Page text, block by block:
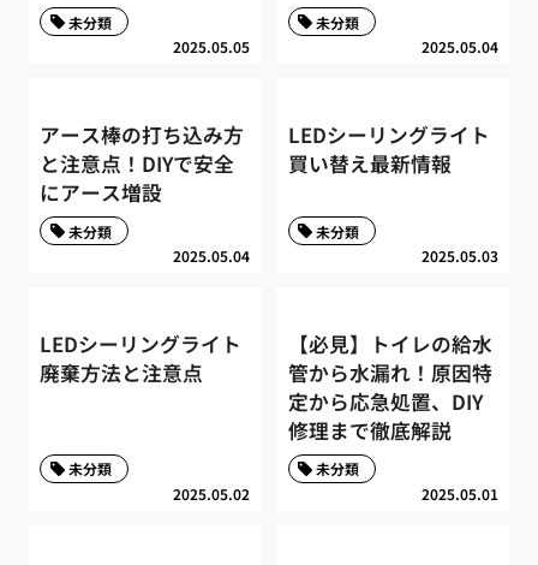
2025.05.05
未分類
2025.05.04
未分類
アース棒の打ち込み方
と注意点！DIYで安全
にアース増設
2025.05.04
未分類
LEDシーリングライト
買い替え最新情報
2025.05.03
未分類
LEDシーリングライト
廃棄方法と注意点
2025.05.02
未分類
【必見】トイレの給水
管から水漏れ！原因特
定から応急処置、DIY
修理まで徹底解説
2025.05.01
未分類